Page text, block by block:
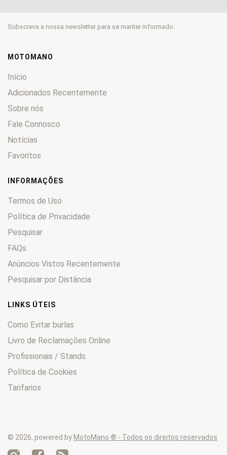
NA 0
Rally 0
Red Rose
RS 0
RST
RSV 0
RX
RXV
Shiver 0
Sonic 0
Sport City 0
SR 0
Trial 0
Tuareg
TX 0
Subscreva a nossa newsletter para se manter informado.
MOTOMANO
Início
Adicionados Recentemente
Sobre nós
Fale Connosco
Notícias
Favoritos
INFORMAÇÕES
Termos de Uso
Política de Privacidade
Pesquisar
FAQs
Anúncios Vistos Recentemente
Pesquisar por Distância
LINKS ÚTEIS
Como Evitar burlas
Livro de Reclamações Online
Profissionais / Stands
Política de Cookies
Tarifarios
© 2026, powered by MotoMano ® - Todos os direitos reservados